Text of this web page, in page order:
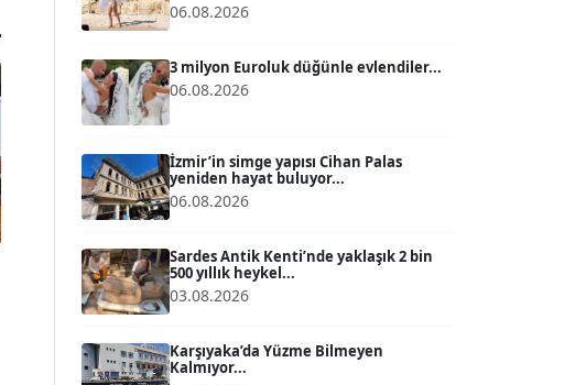
ATİLLA KÖPRÜLÜOĞLU
MERT ERBOY
B BÜLENT SAĞLAM
06.08.2026
3 milyon Euroluk düğünle evlendiler...
06.08.2026
İzmir’in simge yapısı Cihan Palas
yeniden hayat buluyor...
06.08.2026
Sardes Antik Kenti’nde yaklaşık 2 bin
500 yıllık heykel...
03.08.2026
Karşıyaka’da Yüzme Bilmeyen
Kalmıyor...